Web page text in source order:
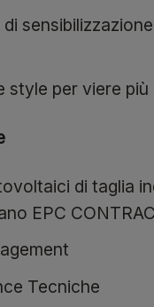
style per viere più
di taglia
EPC
Tecniche